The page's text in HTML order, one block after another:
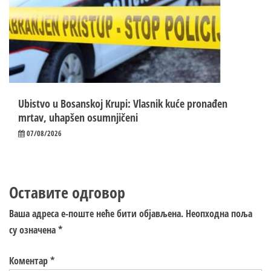
Ubistvo u Bosanskoj Krupi: Vlasnik kuće pronađen
mrtav, uhapšen osumnjičeni
07/08/2026
Оставите одговор
Ваша адреса е-поште неће бити објављена. Неопходна поља
су означена*
Коментар*